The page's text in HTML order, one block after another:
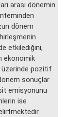
arası dönemin
dönem
etkilediğini,
ekonomik
üzerinde pozitif
sonuçlar
emisyonunu
ise